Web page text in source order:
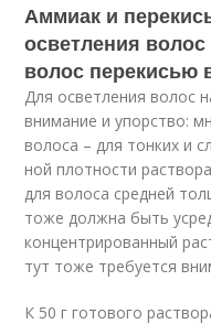
Аммиак и
осветления
волос перекисью
Для осветления волос
внимание и упорство:
волоса – для тонких и
ной плотности
для волоса средней
тоже должна быть
концентрированный
тут тоже требуется
К 50 г готового